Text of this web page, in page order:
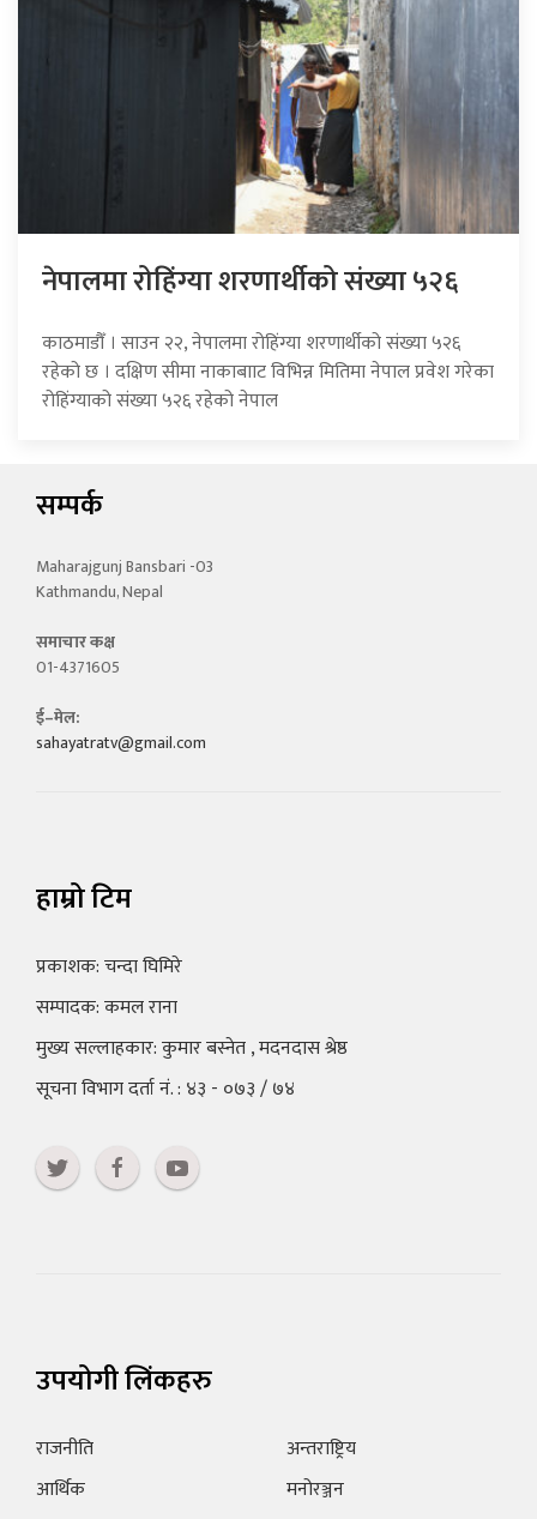
नेपालमा रोहिंग्या शरणार्थीको संख्या ५२६
काठमाडौँ । साउन २२, नेपालमा रोहिंग्या शरणार्थीको संख्या ५२६
रहेको छ । दक्षिण सीमा नाकाबााट विभिन्न मितिमा नेपाल प्रवेश गरेका
रोहिंग्याको संख्या ५२६ रहेको नेपाल
सम्पर्क
Maharajgunj Bansbari -03
Kathmandu, Nepal
समाचार कक्ष
01-4371605
ई–मेल:
sahayatratv@gmail.com
हाम्रो टिम
प्रकाशक: चन्दा घिमिरे
सम्पादक: कमल राना
मुख्य सल्लाहकार: कुमार बस्नेत , मदनदास श्रेष्ठ
सूचना विभाग दर्ता नं. : ४३ - ०७३ / ७४
उपयोगी लिंकहरु
राजनीति
आर्थिक
अन्तराष्ट्रिय
मनोरञ्जन